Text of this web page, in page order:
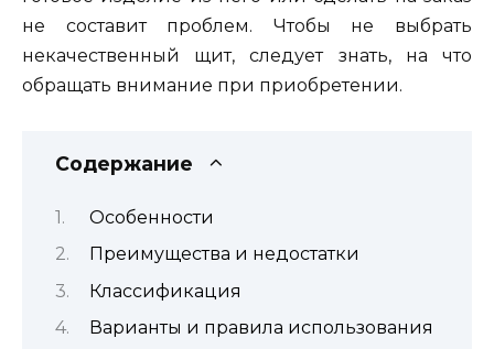
не составит проблем. Чтобы не выбрать
некачественный щит, следует знать, на что
обращать внимание при приобретении.
Содержание
Особенности
Преимущества и недостатки
Классификация
Варианты и правила использования